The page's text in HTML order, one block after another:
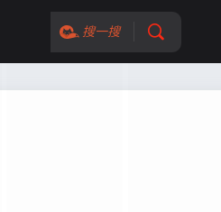
搜一搜